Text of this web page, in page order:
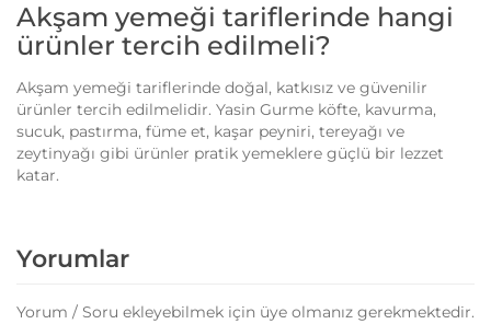
Akşam yemeği tariflerinde hangi
ürünler tercih edilmeli?
Akşam yemeği tariflerinde doğal, katkısız ve güvenilir
ürünler tercih edilmelidir. Yasin Gurme köfte, kavurma,
sucuk, pastırma, füme et, kaşar peyniri, tereyağı ve
zeytinyağı gibi ürünler pratik yemeklere güçlü bir lezzet
katar.
Yorumlar
Yorum / Soru ekleyebilmek için üye olmanız gerekmektedir.